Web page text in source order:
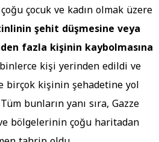
çocuk ve kadın olmak üzere
şehit düşmesine veya
fazla kişinin kaybolmasına
kişi yerinden edildi ve
birçok kişinin şehadetine yol
bunların yanı sıra, Gazze
bölgelerinin çoğu haritadan